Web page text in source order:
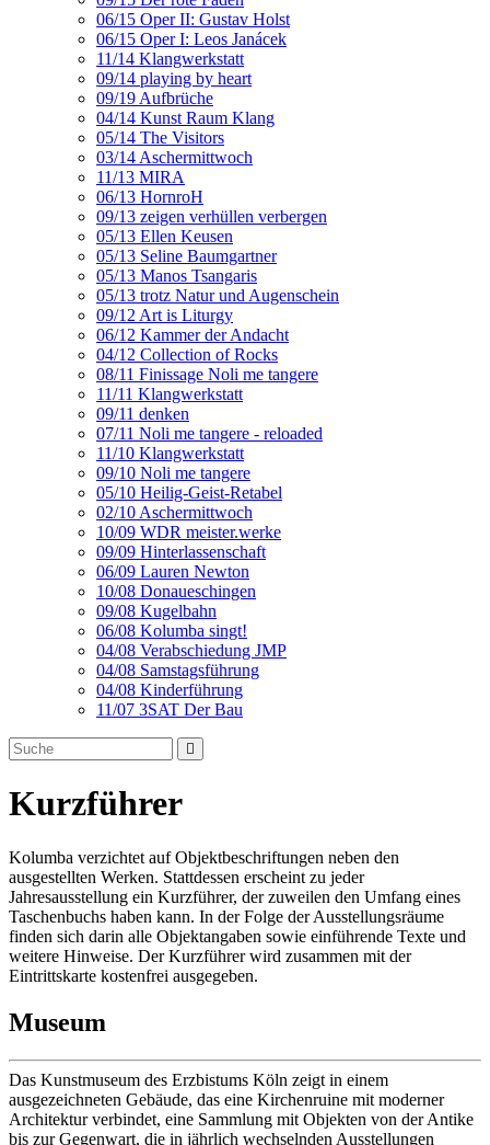
06/15 Oper II: Gustav Holst
06/15 Oper I: Leos Janácek
11/14 Klangwerkstatt
09/14 playing by heart
09/19 Aufbrüche
04/14 Kunst Raum Klang
05/14 The Visitors
03/14 Aschermittwoch
11/13 MIRA
06/13 HornroH
09/13 zeigen verhüllen verbergen
05/13 Ellen Keusen
05/13 Seline Baumgartner
05/13 Manos Tsangaris
05/13 trotz Natur und Augenschein
09/12 Art is Liturgy
06/12 Kammer der Andacht
04/12 Collection of Rocks
08/11 Finissage Noli me tangere
11/11 Klangwerkstatt
09/11 denken
07/11 Noli me tangere - reloaded
11/10 Klangwerkstatt
09/10 Noli me tangere
05/10 Heilig-Geist-Retabel
02/10 Aschermittwoch
10/09 WDR meister.werke
09/09 Hinterlassenschaft
06/09 Lauren Newton
10/08 Donaueschingen
09/08 Kugelbahn
06/08 Kolumba singt!
04/08 Verabschiedung JMP
04/08 Samstagsführung
04/08 Kinderführung
11/07 3SAT Der Bau
Kurzführer
Kolumba verzichtet auf Objektbeschriftungen neben den
ausgestellten Werken. Stattdessen erscheint zu jeder
Jahresausstellung ein Kurzführer, der zuweilen den Umfang eines
Taschenbuchs haben kann. In der Folge der Ausstellungsräume
finden sich darin alle Objektangaben sowie einführende Texte und
weitere Hinweise. Der Kurzführer wird zusammen mit der
Eintrittskarte kostenfrei ausgegeben.
Museum
Das Kunstmuseum des Erzbistums Köln zeigt in einem
ausgezeichneten Gebäude, das eine Kirchenruine mit moderner
Architektur verbindet, eine Sammlung mit Objekten von der Antike
bis zur Gegenwart, die in jährlich wechselnden Ausstellungen